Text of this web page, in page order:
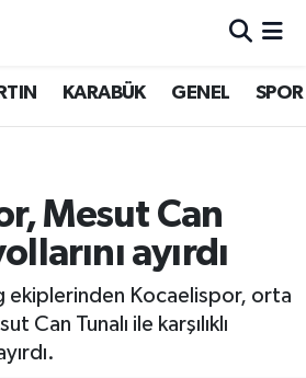
KARABÜK GENEL SPOR
Mesut Can
ayırdı
ekiplerinden Kocaelispor, orta
Can Tunalı ile karşılıklı
Durumu
Durumu ve Fikstür